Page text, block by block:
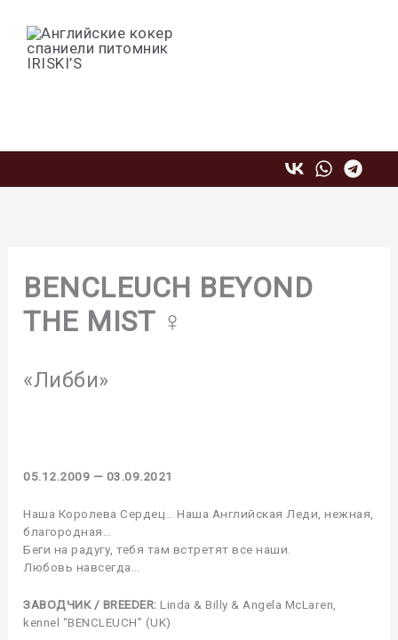
содержимому
BENCLEUCH BEYOND
THE MIST ♀
«Либби»
05.12.2009 — 03.09.2021
Наша Королева Сердец… Наша Английская Леди, нежная,
благородная…
Беги на радугу, тебя там встретят все наши.
Любовь навсегда…
ЗАВОДЧИК / BREEDER: Linda & Billy & Angela McLaren,
kennel “BENCLEUCH” (UK)